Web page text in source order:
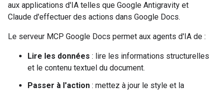
aux applications d'IA telles que Google Antigravity et
Claude d'effectuer des actions dans Google Docs.
Le serveur MCP Google Docs permet aux agents d'IA de :
Lire les données : lire les informations structurelles
et le contenu textuel du document.
Passer à l'action : mettez à jour le style et la